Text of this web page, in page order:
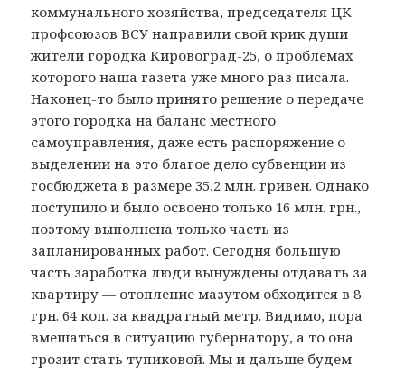
коммунального хозяйства, председателя ЦК
профсоюзов ВСУ направили свой крик души
жители городка Кировоград-25, о проблемах
которого наша газета уже много раз писала.
Наконец-то было принято решение о передаче
этого городка на баланс местного
самоуправления, даже есть распоряжение о
выделении на это благое дело субвенции из
госбюджета в размере 35,2 млн. гривен. Однако
поступило и было освоено только 16 млн. грн.,
поэтому выполнена только часть из
запланированных работ. Сегодня большую
часть заработка люди вынуждены отдавать за
квартиру — отопление мазутом обходится в 8
грн. 64 коп. за квадратный метр. Видимо, пора
вмешаться в ситуацию губернатору, а то она
грозит стать тупиковой. Мы и дальше будем